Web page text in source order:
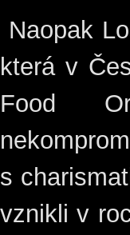
Naopak
která v
Food
s
vznikli v